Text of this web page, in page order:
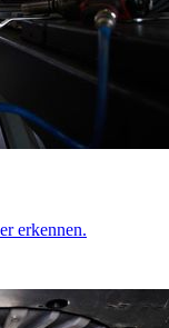
erkennen.